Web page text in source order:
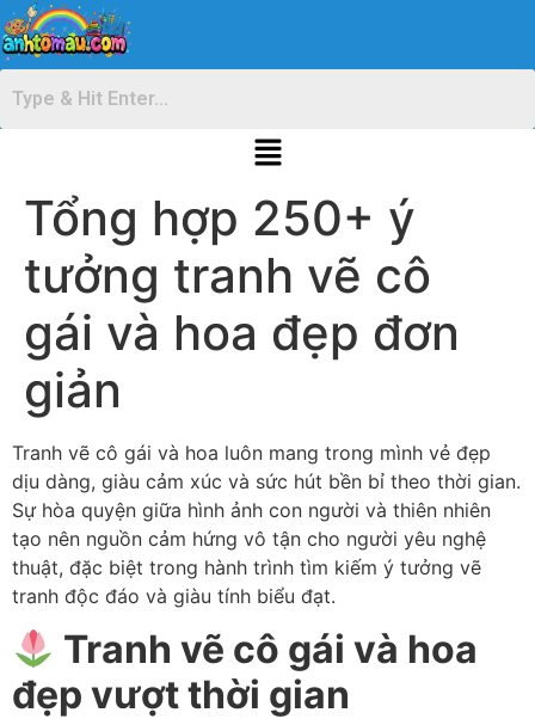
Tổng hợp 250+ ý
tưởng tranh vẽ cô
gái và hoa đẹp đơn
giản
Tranh vẽ cô gái và hoa luôn mang trong mình vẻ đẹp
dịu dàng, giàu cảm xúc và sức hút bền bỉ theo thời gian.
Sự hòa quyện giữa hình ảnh con người và thiên nhiên
tạo nên nguồn cảm hứng vô tận cho người yêu nghệ
thuật, đặc biệt trong hành trình tìm kiếm ý tưởng vẽ
tranh độc đáo và giàu tính biểu đạt.
Tranh vẽ cô gái và hoa
đẹp vượt thời gian